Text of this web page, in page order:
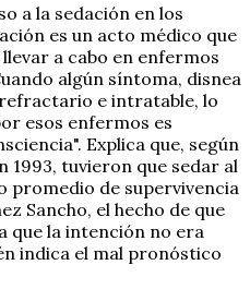
a la sedación en los
es un acto médico que
a cabo en enfermos
algún síntoma, disnea
e intratable, lo
esos enfermos es
Explica que, según
1993, tuvieron que sedar al
promedio de supervivencia
Sancho, el hecho de que
que la intención no era
indica el mal pronóstico